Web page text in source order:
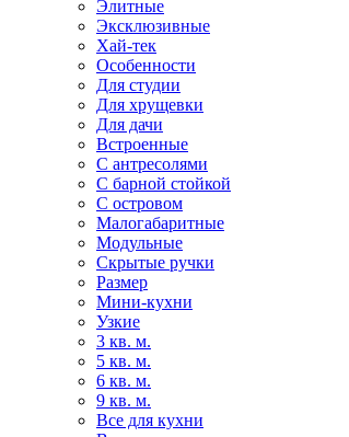
Элитные
Эксклюзивные
Хай-тек
Особенности
Для студии
Для хрущевки
Для дачи
Встроенные
С антресолями
С барной стойкой
С островом
Малогабаритные
Модульные
Скрытые ручки
Размер
Мини-кухни
Узкие
3 кв. м.
5 кв. м.
6 кв. м.
9 кв. м.
Все для кухни